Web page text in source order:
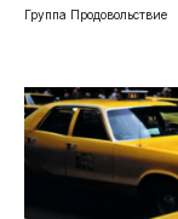
Группа Продовольствие